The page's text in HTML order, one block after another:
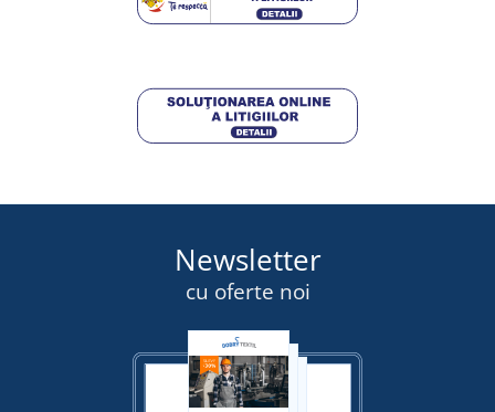
Newsletter
cu oferte noi